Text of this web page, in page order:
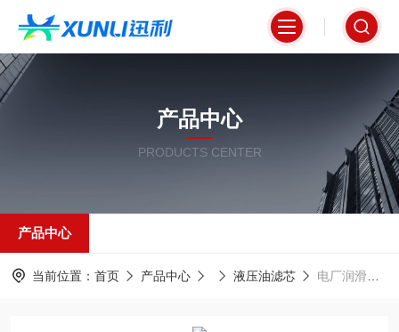
产品中心
PRODUCTS CENTER
产品中心
当前位置： 首页 产品中心 液压油滤芯 电厂润滑油站适配液压滤芯PI 8308DRG40